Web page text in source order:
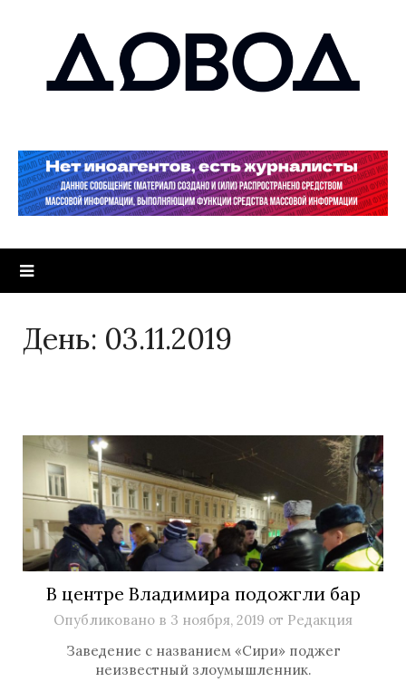
День: 03.11.2019
В центре Владимира подожгли бар
Опубликовано в 3 ноября, 2019 от Редакция
Заведение с названием «Сири» поджег
неизвестный злоумышленник.